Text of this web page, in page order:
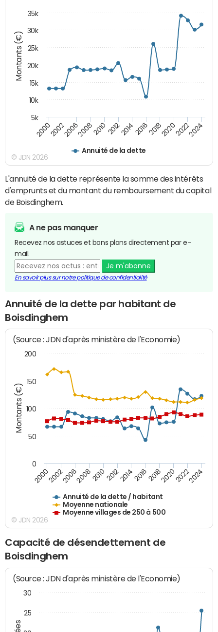
Montants (€)
Annuité de la dette
20002002200620082010 2012201420162018202020222024
5k
10k
15k
20k
25k
30k
35k
© JDN 2026
L'annuité de la dette représente la somme des intérêts
d'emprunts et du montant du remboursement du capital
de Boisdinghem.
A ne pas manquer
Recevez nos astuces et bons plans directement par e-
mail.
Je m'abonne
En savoir plus sur notre politique de confidentialité
Annuité de la dette par habitant de
Boisdinghem
Montants (€)
(Source : JDN d'après ministère de l'Economie)
Annuité de la dette / habitant
Moyenne nationale
Moyenne villages de 250 à 500
200020022006200820102012201420162018202020222024
0
50
100
150
200
© JDN 2026
Capacité de désendettement de
Boisdinghem
(Source : JDN d'après ministère de l'Economie)
25
30